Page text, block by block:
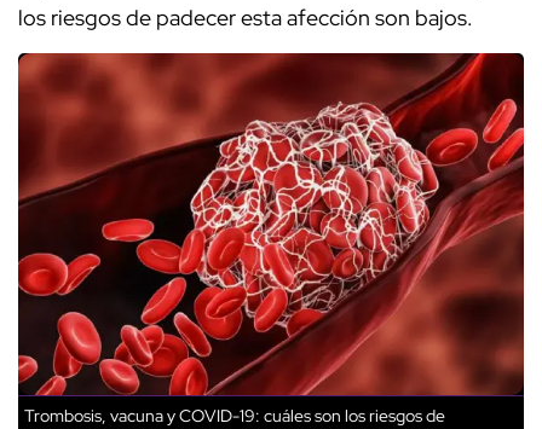
los riesgos de padecer esta afección son bajos.
Trombosis, vacuna y COVID-19: cuáles son los riesgos de